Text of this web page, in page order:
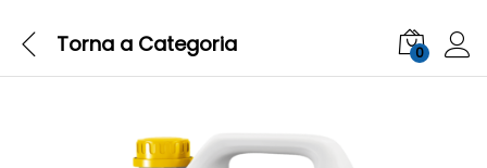
Torna a Categoria 0